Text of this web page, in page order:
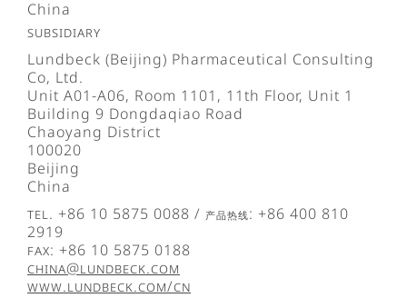
China
Subsidiary
Lundbeck (Beijing) Pharmaceutical Consulting
Co, Ltd.
Unit A01-A06, Room 1101, 11th Floor, Unit 1
Building 9 Dongdaqiao Road
Chaoyang District
100020
Beijing
China
Tel. +86 10 5875 0088 / 产品热线: +86 400 810
2919
Fax: +86 10 5875 0188
china@lundbeck.com
www.lundbeck.com/cn